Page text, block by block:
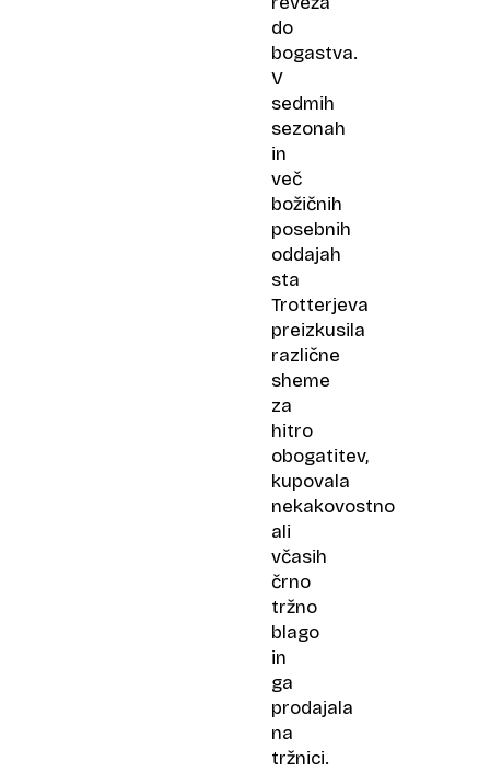
do
bogastva.
V
sedmih
sezonah
in
več
božičnih
posebnih
oddajah
sta
Trotterjeva
preizkusila
različne
sheme
za
hitro
obogatitev,
kupovala
nekakovostno
ali
včasih
črno
tržno
blago
in
ga
prodajala
na
tržnici.